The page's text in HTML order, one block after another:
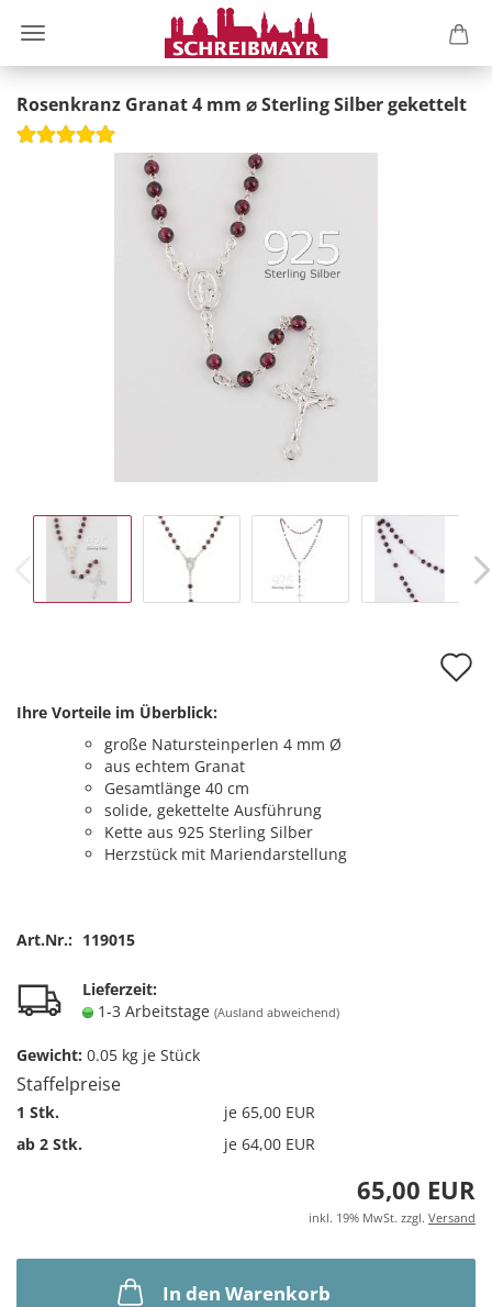
Rosenkranz Granat 4 mm ⌀ Sterling Silber gekettelt
Ihre Vorteile im Überblick:
große Natursteinperlen 4 mm Ø
aus echtem Granat
Gesamtlänge 40 cm
solide, gekettelte Ausführung
Kette aus 925 Sterling Silber
Herzstück mit Mariendarstellung
Art.Nr.: 119015
Lieferzeit:
1-3 Arbeitstage (Ausland abweichend)
Gewicht: 0.05 kg je Stück
Staffelpreise
1 Stk.
je 65,00 EUR
ab 2 Stk.
je 64,00 EUR
65,00 EUR
inkl. 19% MwSt. zzgl. Versand
In den Warenkorb